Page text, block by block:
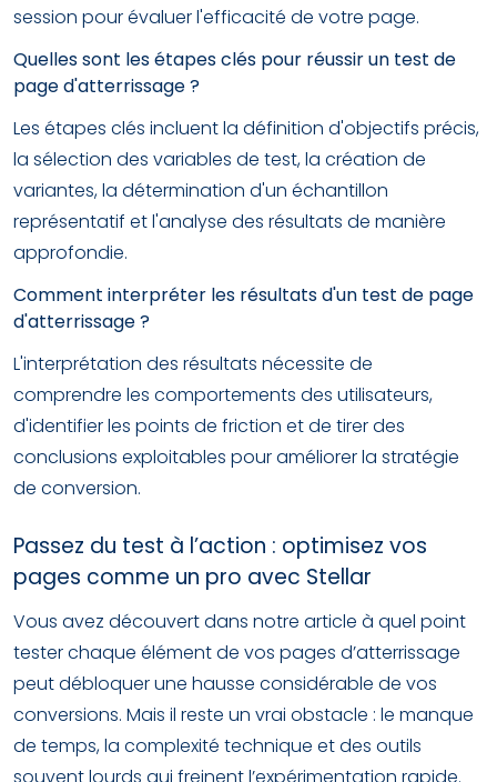
session pour évaluer l'efficacité de votre page.
Quelles sont les étapes clés pour réussir un test de
page d'atterrissage ?
Les étapes clés incluent la définition d'objectifs précis,
la sélection des variables de test, la création de
variantes, la détermination d'un échantillon
représentatif et l'analyse des résultats de manière
approfondie.
Comment interpréter les résultats d'un test de page
d'atterrissage ?
L'interprétation des résultats nécessite de
comprendre les comportements des utilisateurs,
d'identifier les points de friction et de tirer des
conclusions exploitables pour améliorer la stratégie
de conversion.
Passez du test à l’action : optimisez vos
pages comme un pro avec Stellar
Vous avez découvert dans notre article à quel point
tester chaque élément de vos pages d’atterrissage
peut débloquer une hausse considérable de vos
conversions. Mais il reste un vrai obstacle : le manque
de temps, la complexité technique et des outils
souvent lourds qui freinent l’expérimentation rapide.